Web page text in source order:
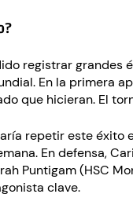
registrar grandes
En la primera
que hicieran. El
repetir este
En defensa,
Puntigam (HSC
clave.